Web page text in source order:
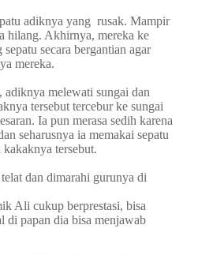
adiknya yang rusak. Mampir
hilang. Akhirnya, mereka ke
secara bergantian agar
mereka.
adiknya melewati sungai dan
tersebut tercebur ke sungai
Ia pun merasa sedih karena
seharusnya ia memakai sepatu
tersebut.
dan dimarahi gurunya di
Ali cukup berprestasi, bisa
di papan dia bisa menjawab